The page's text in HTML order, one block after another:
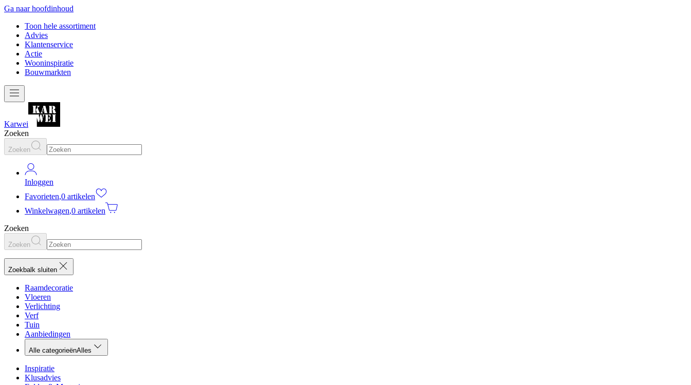
Ga naar hoofdinhoud
Toon hele assortiment
Advies
Klantenservice
Actie
Wooninspiratie
Bouwmarkten
Karwei
Zoeken
Zoeken
Inloggen
Favorieten,0 artikelen
Winkelwagen,0 artikelen
Zoeken
Zoeken
Zoekbalk sluiten
Raamdecoratie
Vloeren
Verlichting
Verf
Tuin
Aanbiedingen
Alle categorieënAlles
Inspiratie
Klusadvies